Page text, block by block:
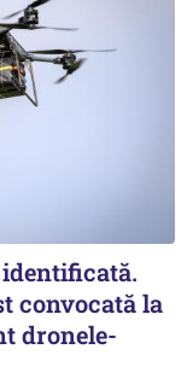
convocată la
dronele-